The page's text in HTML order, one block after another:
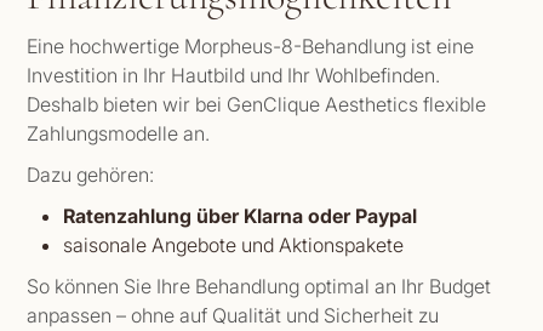
Eine hochwertige Morpheus-8-Behandlung ist eine
Investition in Ihr Hautbild und Ihr Wohlbefinden.
Deshalb bieten wir bei GenClique Aesthetics flexible
Zahlungsmodelle an.
Dazu gehören:
Ratenzahlung über Klarna oder Paypal
saisonale Angebote und Aktionspakete
So können Sie Ihre Behandlung optimal an Ihr Budget
anpassen – ohne auf Qualität und Sicherheit zu